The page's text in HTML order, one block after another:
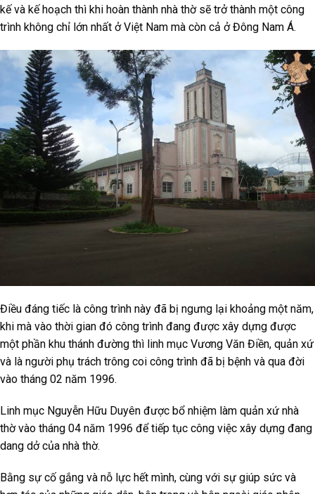
kế và kế hoạch thì khi hoàn thành nhà thờ sẽ trở thành một công
trình không chỉ lớn nhất ở Việt Nam mà còn cả ở Đông Nam Á.
Điều đáng tiếc là công trình này đã bị ngưng lại khoảng một năm,
khi mà vào thời gian đó công trình đang được xây dựng được
một phần khu thánh đường thì linh mục Vương Văn Điền, quản xứ
và là người phụ trách trông coi công trình đã bị bệnh và qua đời
vào tháng 02 năm 1996.
Linh mục Nguyễn Hữu Duyên được bổ nhiệm làm quản xứ nhà
thờ vào tháng 04 năm 1996 để tiếp tục công việc xây dựng đang
dang dở của nhà thờ.
Bằng sự cố gắng và nỗ lực hết mình, cùng với sự giúp sức và